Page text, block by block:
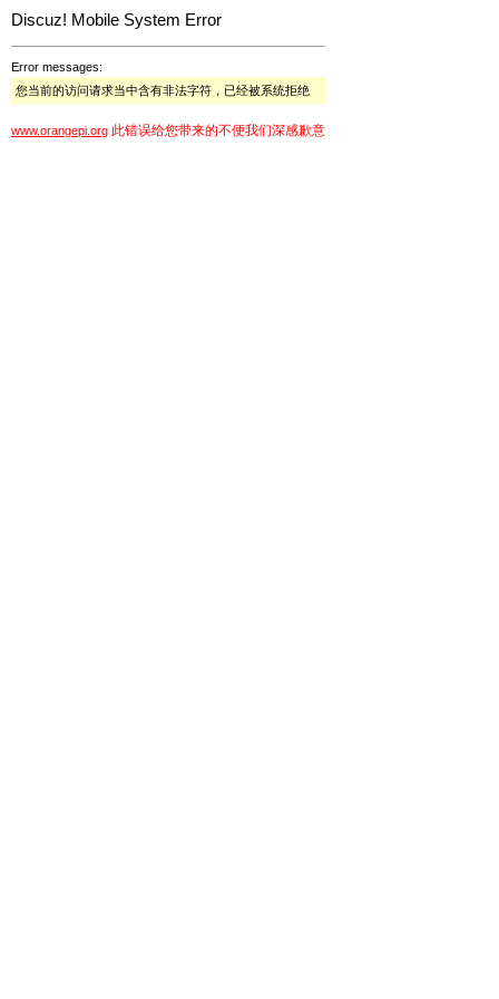
Discuz! Mobile System Error
Error messages:
您当前的访问请求当中含有非法字符，已经被系统拒绝
www.orangepi.org 此错误给您带来的不便我们深感歉意